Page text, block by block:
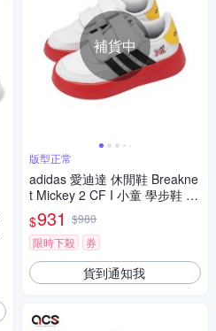
補貨中
版型正常
adidas 愛迪達 休閒鞋 Breakne
t Mickey 2 CF I 小童 學步鞋 白
紅 迪士尼米奇 ID8021
$931 $980
限時下殺
券
貨到通知我